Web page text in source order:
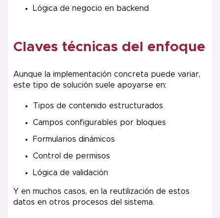
Lógica de negocio en backend
Claves técnicas del enfoque
Aunque la implementación concreta puede variar,
este tipo de solución suele apoyarse en:
Tipos de contenido estructurados
Campos configurables por bloques
Formularios dinámicos
Control de permisos
Lógica de validación
Y en muchos casos, en la reutilización de estos
datos en otros procesos del sistema.